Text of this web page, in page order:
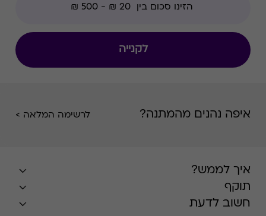
של בית העסק.
לקנייה
איפה נהנים מהמתנה? לרשימה המלאה >
איך לממש?
תוקף
חשוב לדעת